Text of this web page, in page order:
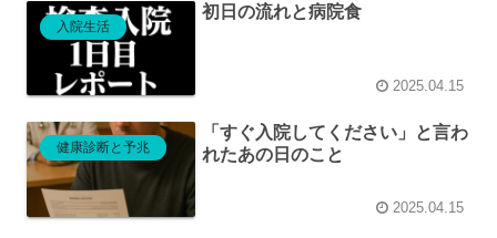
入院生活
初日の流れと病院食
2025.04.15
健康診断と予兆
「すぐ入院してください」と言わ
れたあの日のこと
2025.04.15